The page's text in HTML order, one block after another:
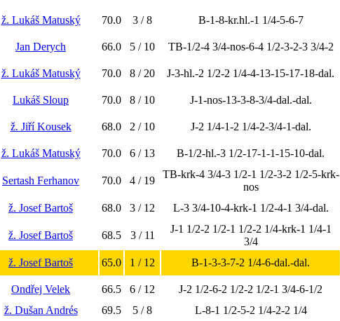
ž. Lukáš Matuský 70.0 3 / 8 B-1-8-kr.hl.-1 1/4-5-6-7
Jan Derych 66.0 5 / 10 TB-1/2-4 3/4-nos-6-4 1/2-3-2-3 3/4-2
ž. Lukáš Matuský 70.0 8 / 20 J-3-hl.-2 1/2-2 1/4-4-13-15-17-18-dal.
Lukáš Sloup 70.0 8 / 10 J-1-nos-13-3-8-3/4-dal.-dal.
ž. Jiří Kousek 68.0 2 / 10 J-2 1/4-1-2 1/4-2-3/4-1-dal.
ž. Lukáš Matuský 70.0 6 / 13 B-1/2-hl.-3 1/2-17-1-1-15-10-dal.
Sertash Ferhanov 70.0 4 / 19
TB-krk-4 3/4-3 1/2-1 1/2-3-2 1/2-5-krk-
nos
ž. Josef Bartoš 68.0 3 / 12 L-3 3/4-10-4-krk-1 1/2-4-1 3/4-dal.
ž. Josef Bartoš 68.5 3 / 11
J-1 1/2-2 1/2-1 1/2-2 1/4-krk-1 1/4-1
3/4
ž. Josef Bartoš 65.0 1 / 12 B-1-3-3-7-2 1/4-6-dal.-dal.
Ondřej Velek 66.5 6 / 12 J-2 1/2-6-2 1/2-2 1/2-1 3/4-6-1/2
ž. Dušan Andrés 69.5 5 / 8 L-8-1 1/2-5-2 1/4-2-2 1/4